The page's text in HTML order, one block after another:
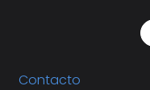
Contacto